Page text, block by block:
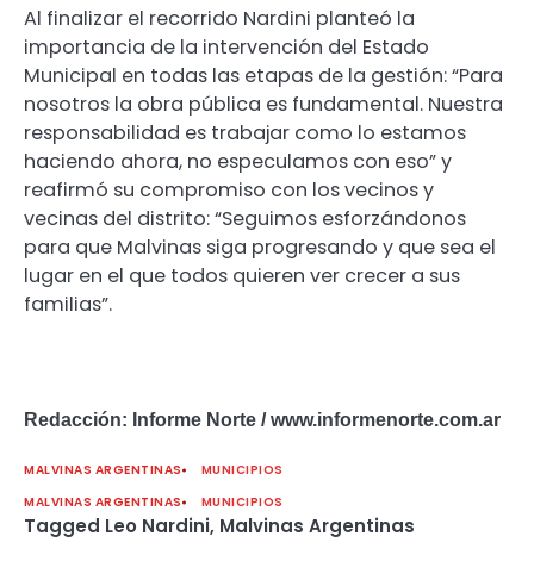
Al finalizar el recorrido Nardini planteó la
importancia de la intervención del Estado
Municipal en todas las etapas de la gestión: “Para
nosotros la obra pública es fundamental. Nuestra
responsabilidad es trabajar como lo estamos
haciendo ahora, no especulamos con eso” y
reafirmó su compromiso con los vecinos y
vecinas del distrito: “Seguimos esforzándonos
para que Malvinas siga progresando y que sea el
lugar en el que todos quieren ver crecer a sus
familias”.
Redacción: Informe Norte / www.informenorte.com.ar
MALVINAS ARGENTINAS
MUNICIPIOS
MALVINAS ARGENTINAS
MUNICIPIOS
Tagged Leo Nardini, Malvinas Argentinas